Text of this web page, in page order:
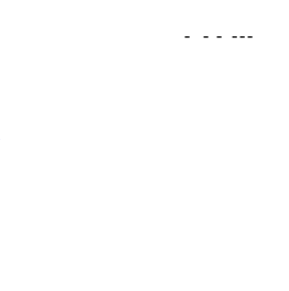
- - - ---